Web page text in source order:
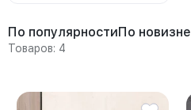
По популярностиПо новизне
Товаров: 4